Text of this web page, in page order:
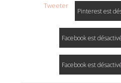
Tweeter
Pinterest est
Facebook est
Facebook est